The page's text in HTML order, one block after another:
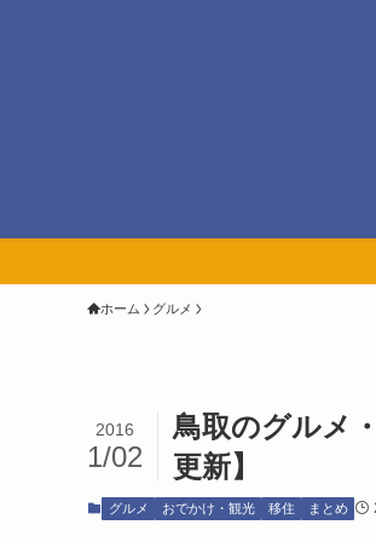
ホーム グルメ
鳥取のグルメ
更新】
2016
1/02
グルメ おでかけ・観光 移住 まとめ